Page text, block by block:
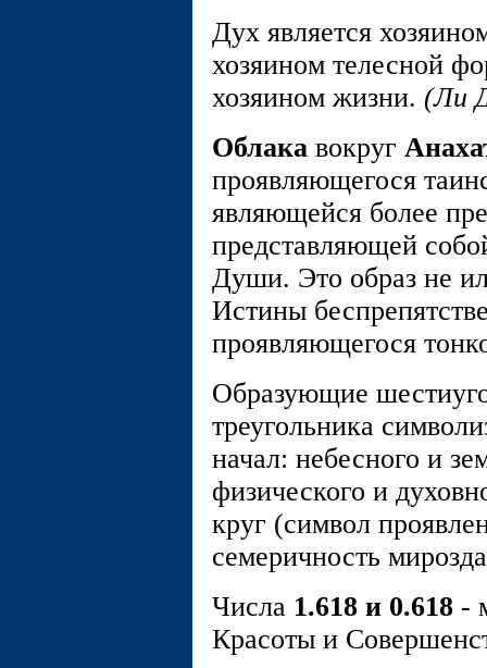
Дух является
хозяином телесной
хозяином жизни. (Ли
Облака вокруг
проявляющегося
являющейся более
представляющей
Души. Это образ не
Истины
проявляющегося
Образующие
треугольника
начал: небесного и
физического и
круг (символ
семеричность
Числа 1.618 и 0.618 -
Красоты и